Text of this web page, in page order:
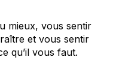
mieux, vous sentir
et vous sentir
qu’il vous faut.